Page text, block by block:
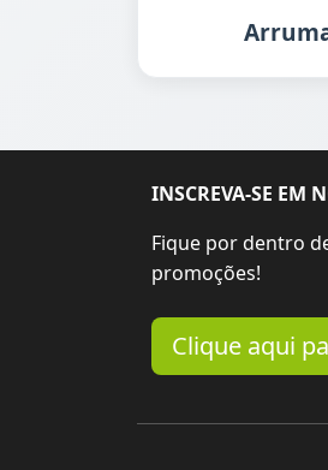
INSCREVA-SE EM
Fique por dentro
promoções!
Clique aqui